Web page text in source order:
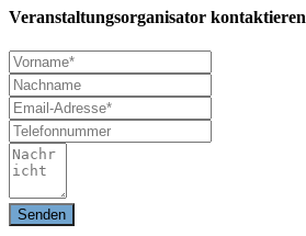
Veranstaltungsorganisator kontaktieren